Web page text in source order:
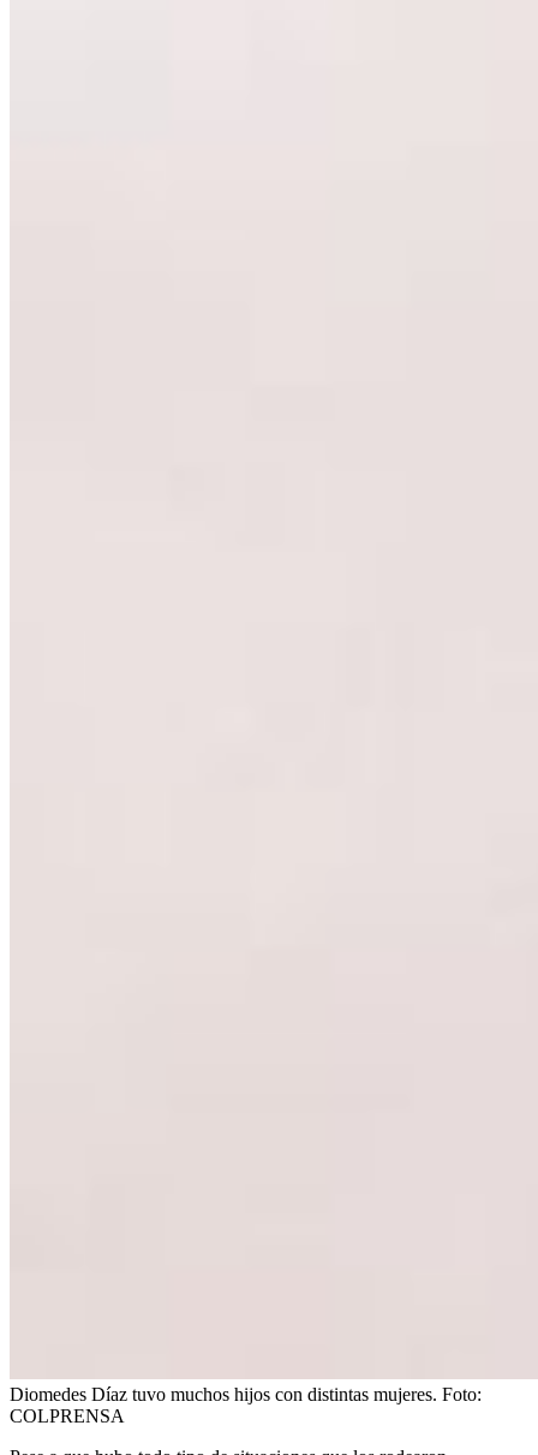
Diomedes Díaz tuvo muchos hijos con distintas mujeres. Foto:
COLPRENSA